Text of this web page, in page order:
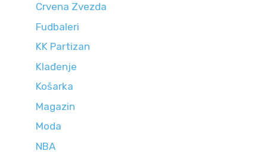
Crvena Zvezda
Fudbaleri
KK Partizan
Klađenje
Košarka
Magazin
Moda
NBA